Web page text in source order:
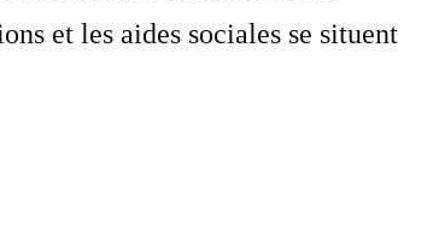
et les aides sociales se situent